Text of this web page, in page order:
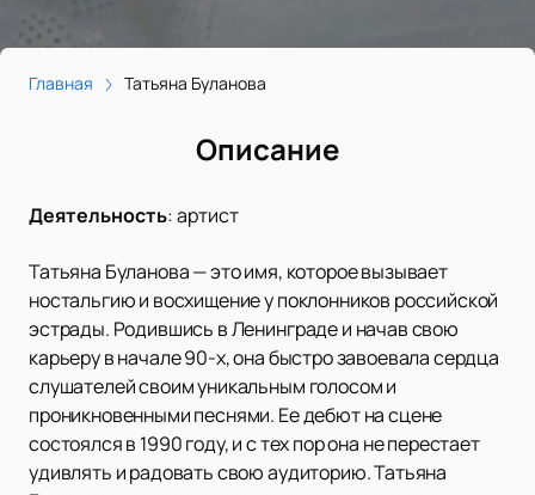
Главная Татьяна Буланова
Описание
Деятельность:артист
Татьяна Буланова — это имя, которое вызывает
ностальгию и восхищение у поклонников российской
эстрады. Родившись в Ленинграде и начав свою
карьеру в начале 90-х, она быстро завоевала сердца
слушателей своим уникальным голосом и
проникновенными песнями. Ее дебют на сцене
состоялся в 1990 году, и с тех пор она не перестает
удивлять и радовать свою аудиторию. Татьяна